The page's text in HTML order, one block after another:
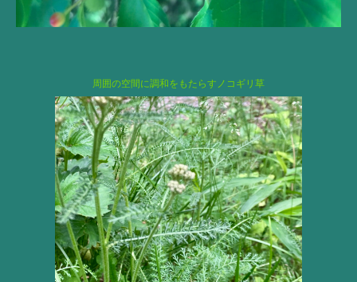
周囲の空間に調和をもたらすノコギリ草